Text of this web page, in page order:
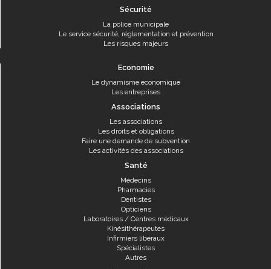
Sécurité
La police municipale
Le service sécurité, réglementation et prévention
Les risques majeurs
Economie
Le dynamisme économique
Les entreprises
Associations
Les associations
Les droits et obligations
Faire une demande de subvention
Les activités des associations
Santé
Médecins
Pharmacies
Dentistes
Opticiens
Laboratoires / Centres médicaux
Kinésithérapeutes
Infirmiers libéraux
Spécialistes
Autres